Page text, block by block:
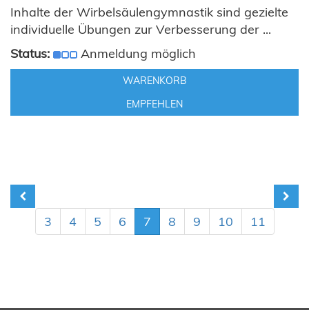
Inhalte der Wirbelsäulengymnastik sind gezielte
individuelle Übungen zur Verbesserung der ...
Status:
Anmeldung möglich
WARENKORB
EMPFEHLEN
3 4 5 6 7 8 9 10 11